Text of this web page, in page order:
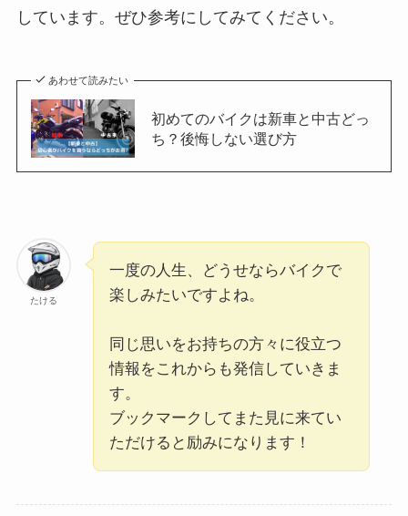
しています。ぜひ参考にしてみてください。
あわせて読みたい
初めてのバイクは新車と中古どっ
ち？後悔しない選び方
たける
一度の人生、どうせならバイクで
楽しみたいですよね。
同じ思いをお持ちの方々に役立つ
情報をこれからも発信していきま
す。
ブックマークしてまた見に来てい
ただけると励みになります！